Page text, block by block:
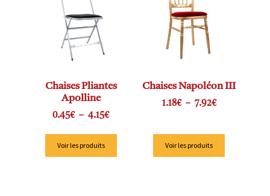
Chaises Pliantes
Apolline
0.45€ – 4.15€
Voir les produits
Chaises Napoléon III
1.18€ – 7.92€
Voir les produits